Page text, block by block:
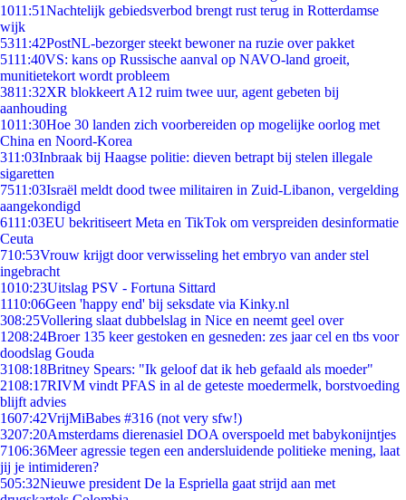
1011:51Nachtelijk gebiedsverbod brengt rust terug in Rotterdamse
wijk
5311:42PostNL-bezorger steekt bewoner na ruzie over pakket
5111:40VS: kans op Russische aanval op NAVO-land groeit,
munitietekort wordt probleem
3811:32XR blokkeert A12 ruim twee uur, agent gebeten bij
aanhouding
1011:30Hoe 30 landen zich voorbereiden op mogelijke oorlog met
China en Noord-Korea
311:03Inbraak bij Haagse politie: dieven betrapt bij stelen illegale
sigaretten
7511:03Israël meldt dood twee militairen in Zuid-Libanon, vergelding
aangekondigd
6111:03EU bekritiseert Meta en TikTok om verspreiden desinformatie
Ceuta
710:53Vrouw krijgt door verwisseling het embryo van ander stel
ingebracht
1010:23Uitslag PSV - Fortuna Sittard
1110:06Geen 'happy end' bij seksdate via Kinky.nl
308:25Vollering slaat dubbelslag in Nice en neemt geel over
1208:24Broer 135 keer gestoken en gesneden: zes jaar cel en tbs voor
doodslag Gouda
3108:18Britney Spears: "Ik geloof dat ik heb gefaald als moeder"
2108:17RIVM vindt PFAS in al de geteste moedermelk, borstvoeding
blijft advies
1607:42VrijMiBabes #316 (not very sfw!)
3207:20Amsterdams dierenasiel DOA overspoeld met babykonijntjes
7106:36Meer agressie tegen een andersluidende politieke mening, laat
jij je intimideren?
505:32Nieuwe president De la Espriella gaat strijd aan met